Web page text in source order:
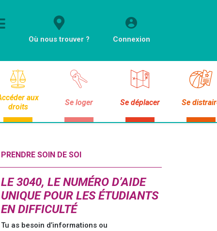
Où nous trouver ? Connexion
aux
droits
Se loger Se déplacer Se
PRENDRE SOIN DE SOI
LE 3040, LE NUMÉRO D’AIDE
UNIQUE POUR LES ÉTUDIANTS
EN DIFFICULTÉ
Tu as besoin d’informations ou